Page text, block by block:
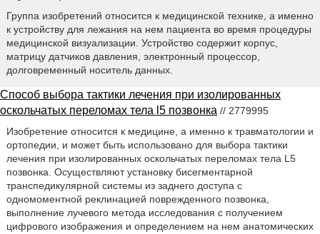
Группа изобретений относится к медицинской технике, а именно
к устройству для лежания на нем пациента во время процедуры
медицинской визуализации. Устройство содержит корпус,
матрицу датчиков давления, электронный процессор,
долговременный носитель данных.
Способ выбора тактики лечения при изолированных
оскольчатых переломах тела l5 позвонка // 2779995
Изобретение относится к медицине, а именно к травматологии и
ортопедии, и может быть использовано для выбора тактики
лечения при изолированных оскольчатых переломах тела L5
позвонка. Осуществляют установку бисегментарной
транспедикулярной системы из заднего доступа с
одномоментной реклинацией поврежденного позвонка,
выполнение лучевого метода исследования с получением
цифрового изображения и определением на нем анатомических